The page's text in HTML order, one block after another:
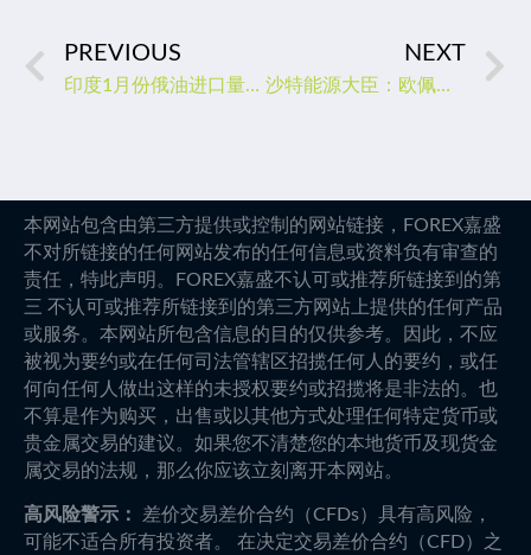
PREVIOUS
印度1月份俄油进口量再创纪录！欧佩克国家遭“冷落”
NEXT
沙特能源大臣：欧佩克+减产并非政治化决定 而是基于市场基本面
本网站包含由第三方提供或控制的网站链接，FOREX嘉盛
不对所链接的任何网站发布的任何信息或资料负有审查的
责任，特此声明。FOREX嘉盛不认可或推荐所链接到的第
三 不认可或推荐所链接到的第三方网站上提供的任何产品
或服务。本网站所包含信息的目的仅供参考。因此，不应
被视为要约或在任何司法管辖区招揽任何人的要约，或任
何向任何人做出这样的未授权要约或招揽将是非法的。也
不算是作为购买，出售或以其他方式处理任何特定货币或
贵金属交易的建议。如果您不清楚您的本地货币及现货金
属交易的法规，那么你应该立刻离开本网站。
高风险警示：
差价交易差价合约（CFDs）具有高风险，
可能不适合所有投资者。 在决定交易差价合约（CFD）之